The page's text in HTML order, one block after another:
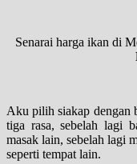
Senarai harga ikan di
Aku pilih siakap dengan
tiga rasa, sebelah lagi
masak lain, sebelah lagi
seperti tempat lain.